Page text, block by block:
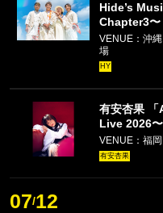
Hide’s
Chapter3〜
VENUE：沖
場
HY
有安杏果
Live 2026〜
VENUE：福
有安杏果
07/12